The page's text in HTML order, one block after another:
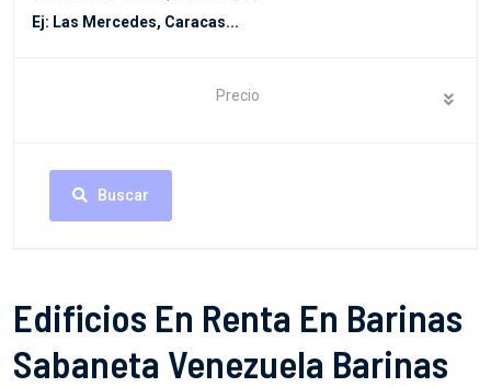
Precio
Buscar
Edificios En Renta En Barinas
Sabaneta Venezuela Barinas